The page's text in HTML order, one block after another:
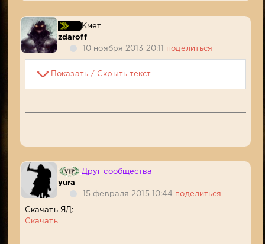
Кмет
zdaroff
10 ноября 2013 20:11
поделиться
Показать / Скрыть текст
Друг сообщества
yura
15 февраля 2015 10:44 поделиться
Скачать ЯД:
Скачать